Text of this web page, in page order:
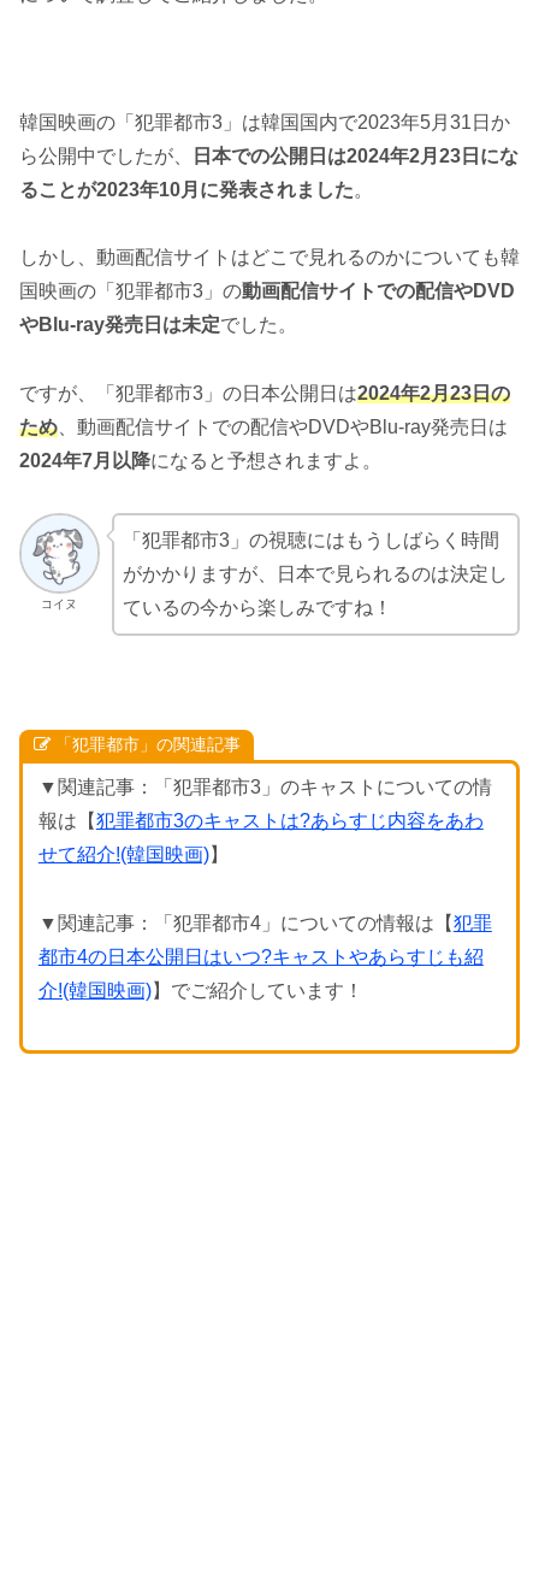
韓国映画の「犯罪都市3」は韓国国内で2023年5月31日か
ら公開中でしたが、
日本での公開日は2024年2月23日にな
ることが2023年10月に発表されました。
しかし、動画配信サイトはどこで見れるのかについても韓
国映画の「犯罪都市3」の動画配信サイトでの配信やDVD
やBlu-ray発売日は未定でした。
ですが、「犯罪都市3」の日本公開日は2024年2月23日の
ため 、動画配信サイトでの配信やDVDやBlu-ray発売日は
2024年7月以降になると予想されますよ。
コイヌ
「犯罪都市3」の視聴にはもうしばらく時間
がかかりますが、日本で見られるのは決定し
ているの今から楽しみですね！
「犯罪都市」の関連記事
▼関連記事：「犯罪都市3」のキャストについての情
報は【犯罪都市3のキャストは?あらすじ内容をあわ
せて紹介!(韓国映画)】
▼関連記事：「犯罪都市4」についての情報は【犯罪
都市4の日本公開日はいつ?キャストやあらすじも紹
介!(韓国映画)】でご紹介しています！